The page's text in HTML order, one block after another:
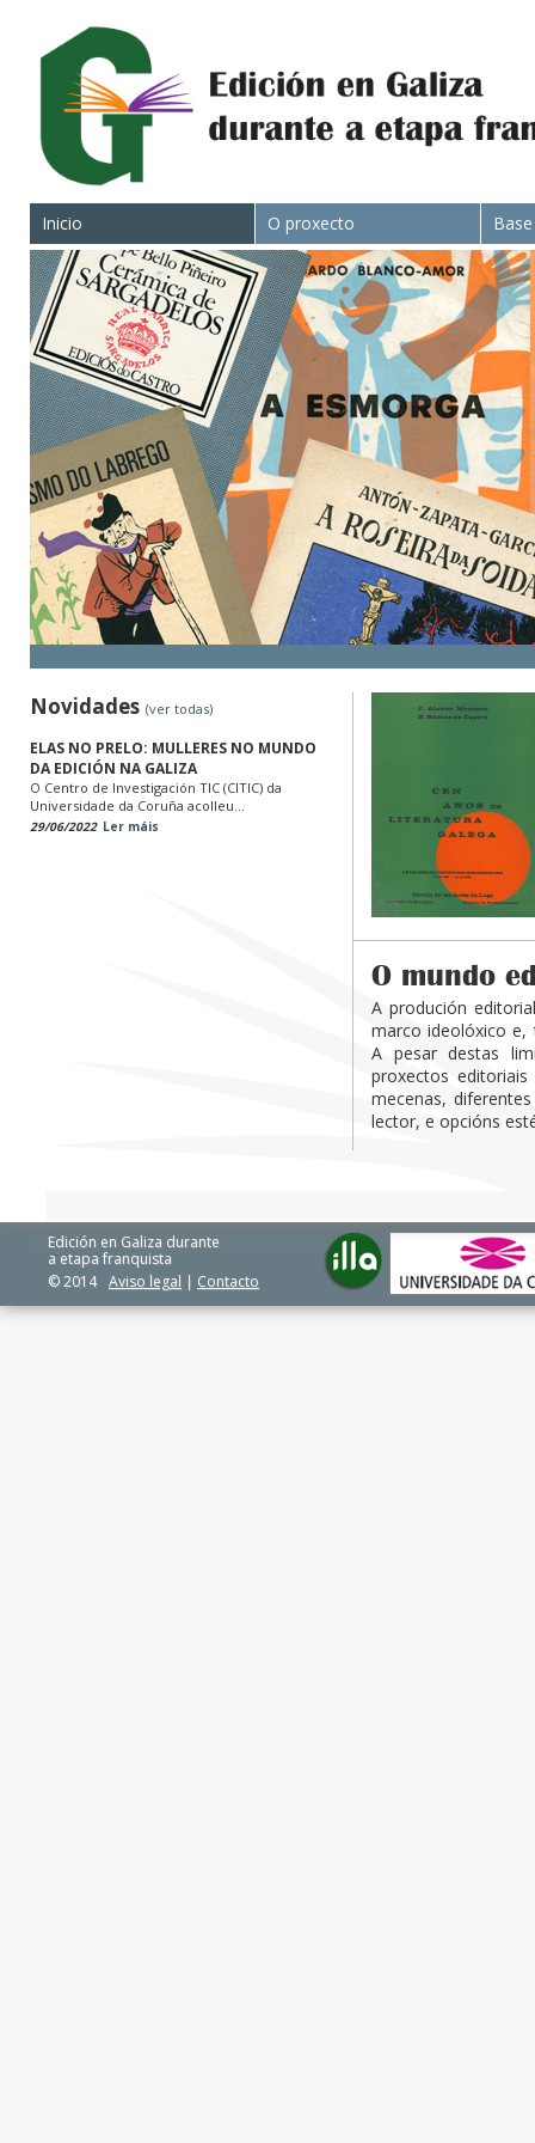
Inicio O proxecto
Novidades (ver todas)
ELAS NO PRELO: MULLERES NO MUNDO
DA EDICIÓN NA GALIZA
O Centro de Investigación TIC (CITIC) da
Universidade da Coruña acolleu...
29/06/2022 Ler máis
O mundo
A produción
marco ideolóxico e,
A pesar destas
proxectos
mecenas,
lector, e opcións
Edición en Galiza durante
a etapa franquista
© 2014 Aviso legal | Contacto